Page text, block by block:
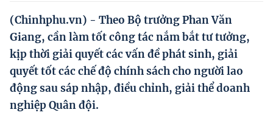
Phát triển kinh tế tư nhân và doanh nghiệp dân tộc
Ocop và chuỗi giá trị Nông sản
Kinh tế tư nhân
Doanh nghiệp dân tộc
Khác
(Chinhphu.vn) - Theo Bộ trưởng Phan Văn
Giang, cần làm tốt công tác nắm bắt tư tưởng,
kịp thời giải quyết các vấn đề phát sinh, giải
quyết tốt các chế độ chính sách cho người lao
động sau sáp nhập, điều chỉnh, giải thể doanh
nghiệp Quân đội.